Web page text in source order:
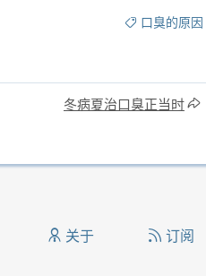
口臭的原因
冬病夏治口臭正当时
关于 订阅